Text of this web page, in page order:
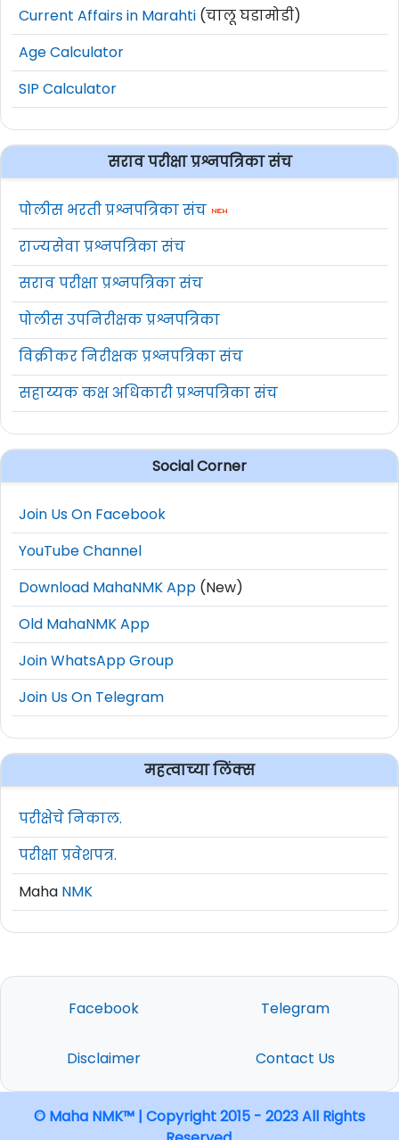
Current Affairs in Marahti (चालू घडामोडी)
Age Calculator
SIP Calculator
सराव परीक्षा प्रश्नपत्रिका संच
पोलीस भरती प्रश्नपत्रिका संच
राज्यसेवा प्रश्नपत्रिका संच
सराव परीक्षा प्रश्नपत्रिका संच
पोलीस उपनिरीक्षक प्रश्नपत्रिका
विक्रीकर निरीक्षक प्रश्नपत्रिका संच
सहाय्यक कक्ष अधिकारी प्रश्नपत्रिका संच
Social Corner
Join Us On Facebook
YouTube Channel
Download MahaNMK App (New)
Old MahaNMK App
Join WhatsApp Group
Join Us On Telegram
महत्वाच्या लिंक्स
परीक्षेचे निकाल.
परीक्षा प्रवेशपत्र.
Maha NMK
Facebook Telegram
Disclaimer Contact Us
© Maha NMK™ | Copyright 2015 - 2023 All Rights